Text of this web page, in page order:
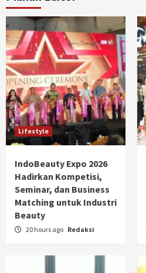
Lifestyle
IndoBeauty Expo 2026
Hadirkan Kompetisi,
Seminar, dan Business
Matching untuk Industri
Beauty
20 hours ago Redaksi